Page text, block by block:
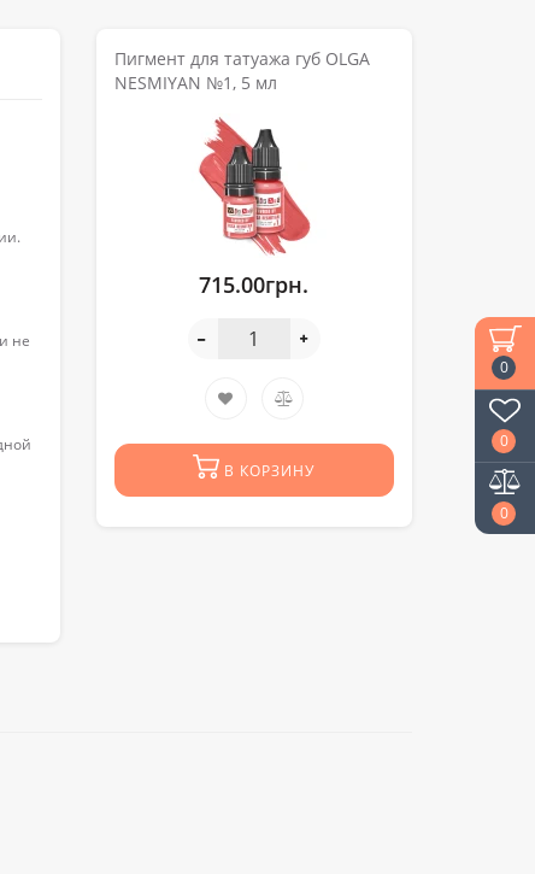
0
0
0
не
Пигмент для татуажа губ OLGA
NESMIYAN №1, 5 мл
715.00грн.
В КОРЗИНУ